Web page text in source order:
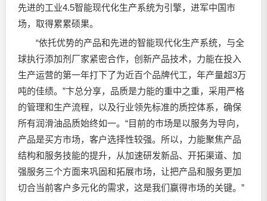
先进的工业4.5智能现代化生产系统为引擎，进军中国市
场，取得累累硕果。
“依托优势的产品和先进的智能现代化生产系统，与全
球执行添加剂厂家紧密合作，创新产品技术，力能在投入
生产运营的第一年打下了为近百个品牌代工，年产量超3万
吨的佳绩。”卞总分享，品质是力能的重中之重，采用严格
的管理和生产流程，以及行业领先标准的质控体系，确保
所有润滑油品质始终如一。“目前的市场是以服务为导向，
产品是买方市场，客户选择性较强。所以，力能聚焦产品
结构和服务技能的提升，从加速研发新品、开拓渠道、加
强服务三个方面来巩固和拓展市场，让把产品和服务更加
切合当前客户多元化的需求，这是我们赢得市场的关键。”